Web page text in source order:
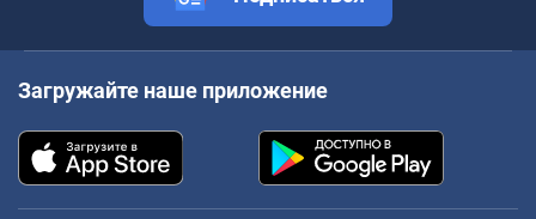
Загружайте наше приложение